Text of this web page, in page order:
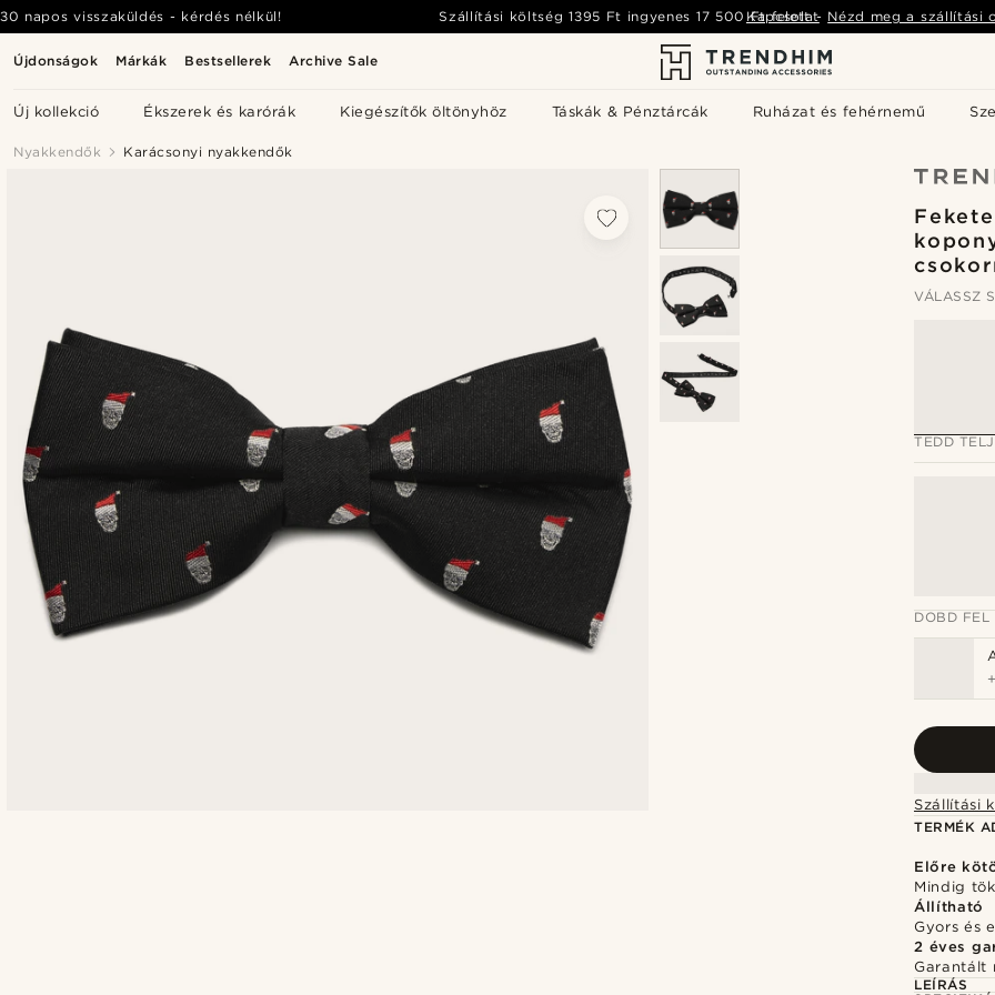
Újdonságok Márkák Bestsellerek Archive Sale
Új kollekció Ékszerek és karórák Kiegészítők öltönyhöz Táskák & Pénztárcák Ruházat és fehérnemű
30 napos visszaküldés - kérdés nélkül! Szállítási költség1395 Ft ingyenes 17 500 Ft felett- Nézd meg a szállítási
Kapcsolat
Nyakkendők Karácsonyi nyakkendők
VÁLASSZ
TEDD
DOBD FEL
TERMÉK
Előre
Mindig
Állítható
Gyors és
2 éves
Garantált
LEÍRÁS